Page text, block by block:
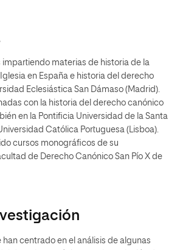
impartiendo materias de historia de la
en España e historia del derecho
Eclesiástica San Dámaso (Madrid).
con la historia del derecho canónico
en la Pontificia Universidad de la Santa
Católica Portuguesa (Lisboa).
cursos monográficos de su
de Derecho Canónico San Pío X de
centrado en el análisis de algunas